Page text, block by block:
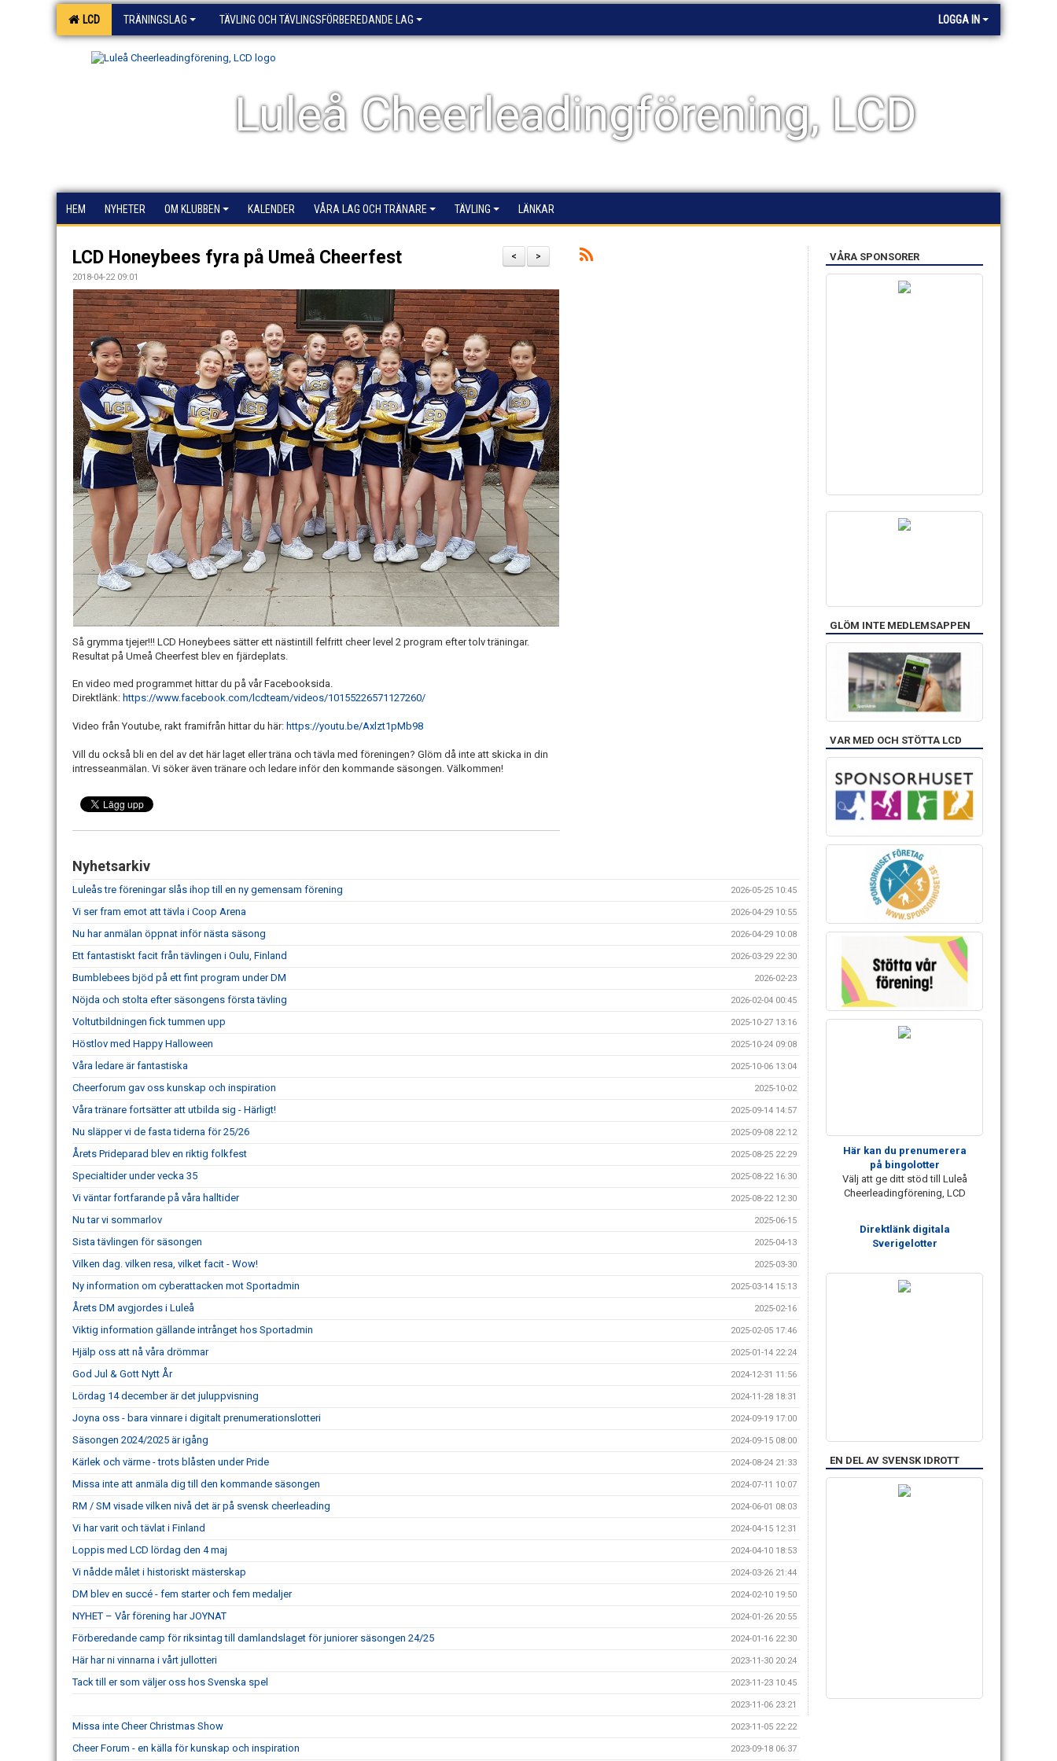
LCD TRÄNINGSLAG TÄVLING OCH TÄVLINGSFÖRBEREDANDE LAG LOGGA IN
Luleå Cheerleadingförening, LCD
HEM NYHETER OM KLUBBEN KALENDER VÅRA LAG OCH TRÄNARE TÄVLING LÄNKAR
>
<
LCD Honeybees fyra på Umeå Cheerfest
2018-04-22 09:01
Så grymma tjejer!!! LCD Honeybees sätter ett nästintill felfritt cheer level 2 program efter tolv träningar.
Resultat på Umeå Cheerfest blev en fjärdeplats.
En video med programmet hittar du på vår Facebooksida.
Direktlänk: https://www.facebook.com/lcdteam/videos/10155226571127260/
Video från Youtube, rakt framifrån hittar du här: https://youtu.be/Axlzt1pMb98
Vill du också bli en del av det här laget eller träna och tävla med föreningen? Glöm då inte att skicka in din
intresseanmälan. Vi söker även tränare och ledare inför den kommande säsongen. Välkommen!
Nyhetsarkiv
Luleås tre föreningar slås ihop till en ny gemensam förening 2026-05-25 10:45
Vi ser fram emot att tävla i Coop Arena 2026-04-29 10:55
Nu har anmälan öppnat inför nästa säsong 2026-04-29 10:08
Ett fantastiskt facit från tävlingen i Oulu, Finland 2026-03-29 22:30
Bumblebees bjöd på ett fint program under DM 2026-02-23
Nöjda och stolta efter säsongens första tävling 2026-02-04 00:45
Voltutbildningen fick tummen upp 2025-10-27 13:16
Höstlov med Happy Halloween 2025-10-24 09:08
Våra ledare är fantastiska 2025-10-06 13:04
Cheerforum gav oss kunskap och inspiration 2025-10-02
Våra tränare fortsätter att utbilda sig - Härligt! 2025-09-14 14:57
Nu släpper vi de fasta tiderna för 25/26 2025-09-08 22:12
Årets Prideparad blev en riktig folkfest 2025-08-25 22:29
Specialtider under vecka 35 2025-08-22 16:30
Vi väntar fortfarande på våra halltider 2025-08-22 12:30
Nu tar vi sommarlov 2025-06-15
Sista tävlingen för säsongen 2025-04-13
Vilken dag. vilken resa, vilket facit - Wow! 2025-03-30
Ny information om cyberattacken mot Sportadmin 2025-03-14 15:13
Årets DM avgjordes i Luleå 2025-02-16
Viktig information gällande intrånget hos Sportadmin 2025-02-05 17:46
Hjälp oss att nå våra drömmar 2025-01-14 22:24
God Jul & Gott Nytt År 2024-12-31 11:56
Lördag 14 december är det juluppvisning 2024-11-28 18:31
Joyna oss - bara vinnare i digitalt prenumerationslotteri 2024-09-19 17:00
Säsongen 2024/2025 är igång 2024-09-15 08:00
Kärlek och värme - trots blåsten under Pride 2024-08-24 21:33
Missa inte att anmäla dig till den kommande säsongen 2024-07-11 10:07
RM / SM visade vilken nivå det är på svensk cheerleading 2024-06-01 08:03
Vi har varit och tävlat i Finland 2024-04-15 12:31
Loppis med LCD lördag den 4 maj 2024-04-10 18:53
Vi nådde målet i historiskt mästerskap 2024-03-26 21:44
DM blev en succé - fem starter och fem medaljer 2024-02-10 19:50
NYHET – Vår förening har JOYNAT 2024-01-26 20:55
Förberedande camp för riksintag till damlandslaget för juniorer säsongen 24/25 2024-01-16 22:30
Här har ni vinnarna i vårt jullotteri 2023-11-30 20:24
Tack till er som väljer oss hos Svenska spel 2023-11-23 10:45
2023-11-06 23:21
Missa inte Cheer Christmas Show 2023-11-05 22:22
Cheer Forum - en källa för kunskap och inspiration 2023-09-18 06:37
VÅRA SPONSORER
GLÖM INTE MEDLEMSAPPEN
VAR MED OCH STÖTTA LCD
Här kan du prenumerera
på bingolotter
Välj att ge ditt stöd till Luleå
Cheerleadingförening, LCD
Direktlänk digitala
Sverigelotter
EN DEL AV SVENSK IDROTT